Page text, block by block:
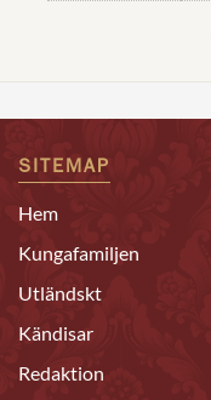
SITEMAP
Hem
Kungafamiljen
Utländskt
Kändisar
Redaktion